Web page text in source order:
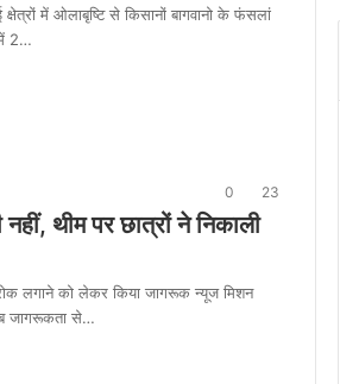
में ओलाबृष्टि से किसानों बागवानो के फंसलां
में 2…
0 23
नहीं, थीम पर छात्रों ने निकाली
लगाने को लेकर किया जागरूक न्यूज मिशन
जागरूकता से…